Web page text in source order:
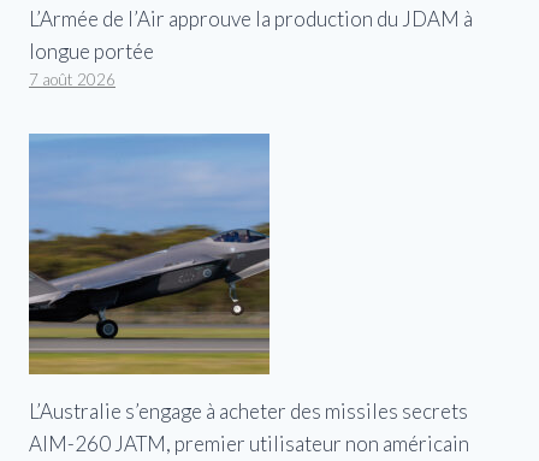
L’Armée de l’Air approuve la production du JDAM à
longue portée
7 août 2026
L’Australie s’engage à acheter des missiles secrets
AIM-260 JATM, premier utilisateur non américain